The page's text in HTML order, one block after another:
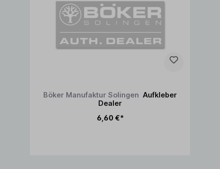
Böker Manufaktur Solingen Aufkleber
Dealer
6,60 €*